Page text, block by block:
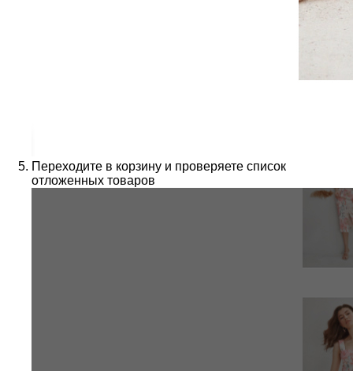
Переходите в корзину и проверяете список
отложенных товаров